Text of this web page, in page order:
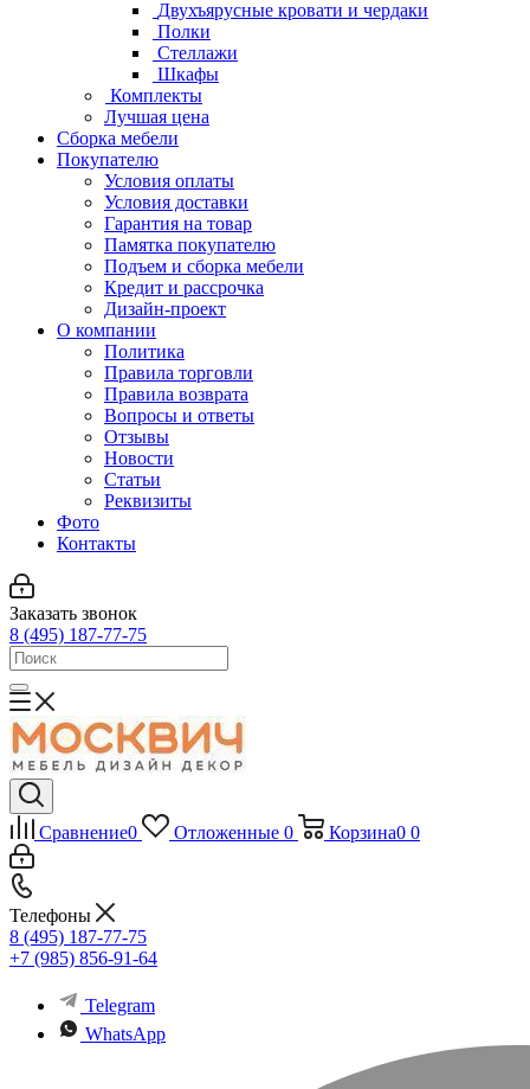
Двухъярусные кровати и чердаки
Полки
Стеллажи
Шкафы
Комплекты
Лучшая цена
Сборка мебели
Покупателю
Условия оплаты
Условия доставки
Гарантия на товар
Памятка покупателю
Подъем и сборка мебели
Кредит и рассрочка
Дизайн-проект
О компании
Политика
Правила торговли
Правила возврата
Вопросы и ответы
Отзывы
Новости
Статьи
Реквизиты
Фото
Контакты
Заказать звонок
8 (495) 187-77-75
Сравнение0 Отложенные 0 Корзина0 0
Телефоны
8 (495) 187-77-75
+7 (985) 856-91-64
Telegram
WhatsApp